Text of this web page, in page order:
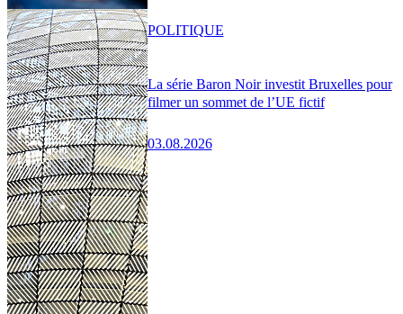
La série Baron Noir investit Bruxelles pour
filmer un sommet de l’UE fictif
03.08.2026
POLITIQUE